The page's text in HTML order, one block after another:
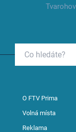
O FTV Prima
Volná místa
Reklama